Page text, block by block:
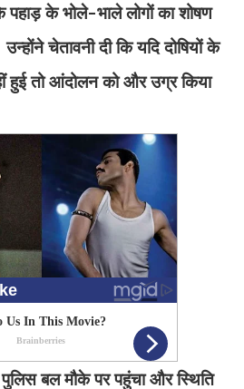
के भोले-भाले लोगों का शोषण
उन्होंने चेतावनी दी कि यदि दोषियों के
हुई तो आंदोलन को और उग्र किया
बल मौके पर पहुंचा और स्थिति